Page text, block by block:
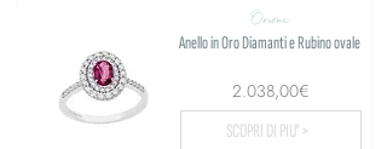
Orione
Anello in Oro Diamanti e Rubino ovale
2.038,00€
SCOPRI DI PIU' >